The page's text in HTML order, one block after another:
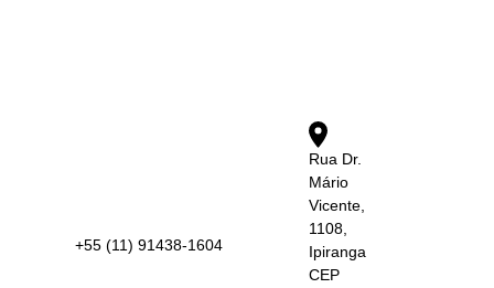
+55 (11) 91438-1604
Rua Dr.
Mário
Vicente,
1108,
Ipiranga
CEP